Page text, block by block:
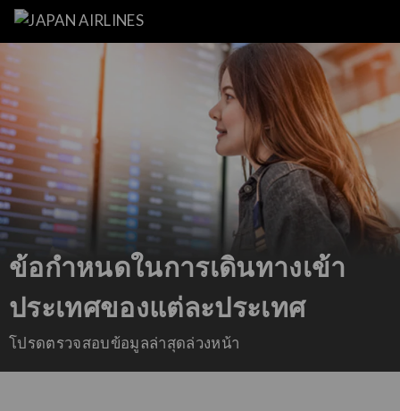
ข้อกำหนดในการเดินทางเข้า
ประเทศของแต่ละประเทศ
โปรดตรวจสอบข้อมูลล่าสุดล่วงหน้า